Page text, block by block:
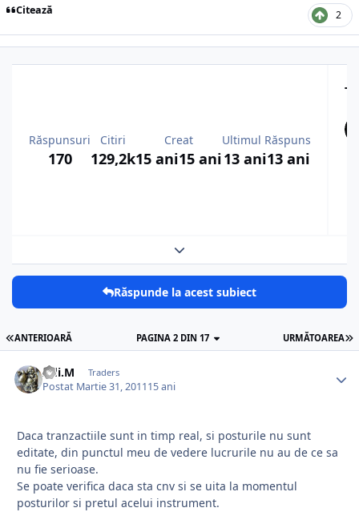
Citează 2
Răspunsuri
170
Citiri
129,2k
Creat
15 ani15 ani
Ultimul Răspuns
13 ani13 ani
Expand topic overview
Răspunde la acest subiect
ANTERIOARĂ URMĂTOAREA
PAGINA 2 DIN 17
Adi.M Traders
Postat Martie 31, 201115 ani
Daca tranzactiile sunt in timp real, si posturile nu sunt
editate, din punctul meu de vedere lucrurile nu au de ce sa
nu fie serioase.
Se poate verifica daca sta cnv si se uita la momentul
posturilor si pretul acelui instrument.